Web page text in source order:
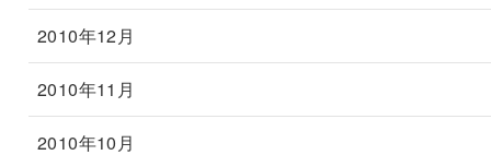
2010年12月
2010年11月
2010年10月